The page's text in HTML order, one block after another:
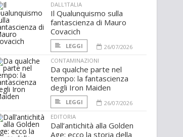
DALL'ITALIA
Il Qualunquismo sulla
fantascienza di Mauro
Covacich
LEGGI
26/07/2026
CONTAMINAZIONI
Da qualche parte nel
tempo: la fantascienza
degli Iron Maiden
LEGGI
26/07/2026
EDITORIA
Dall’antichità alla Golden
Age: ecco la storia della